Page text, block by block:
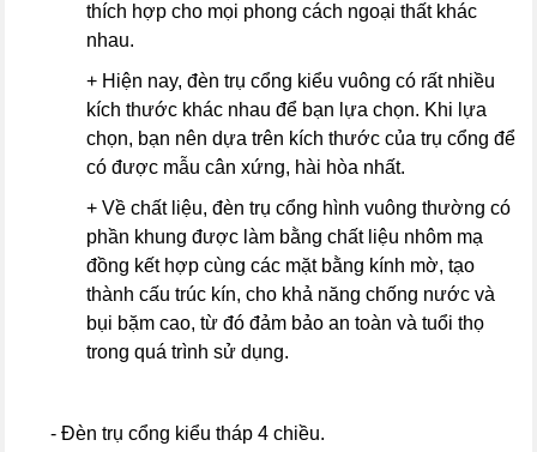
thích hợp cho mọi phong cách ngoại thất khác
nhau.
+ Hiện nay, đèn trụ cổng kiểu vuông có rất nhiều
kích thước khác nhau để bạn lựa chọn. Khi lựa
chọn, bạn nên dựa trên kích thước của trụ cổng để
có được mẫu cân xứng, hài hòa nhất.
+ Về chất liệu, đèn trụ cổng hình vuông thường có
phần khung được làm bằng chất liệu nhôm mạ
đồng kết hợp cùng các mặt bằng kính mờ, tạo
thành cấu trúc kín, cho khả năng chống nước và
bụi bặm cao, từ đó đảm bảo an toàn và tuổi thọ
trong quá trình sử dụng.
- Đèn trụ cổng kiểu tháp 4 chiều.